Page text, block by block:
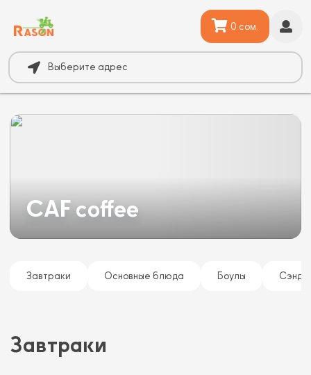
Выберите адрес
0 сом.
CAF coffee
Завтраки Основные блюда Боулы
Завтраки